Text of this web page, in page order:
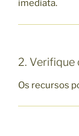
imediata.
2. Verifique
Os recursos